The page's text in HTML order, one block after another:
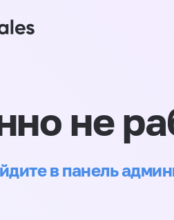
не
в панель